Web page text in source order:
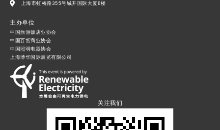
上海市虹桥路355号城开国际大厦8楼
主办单位
中国旅游饭店业协会
中国百货商业协会
中国照明电器协会
上海博华国际展览有限公司
关注我们